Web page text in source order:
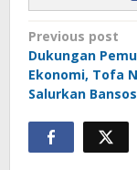
Post
Previous post
Dukungan
Ekonomi, Tofa
Salurkan Bansos